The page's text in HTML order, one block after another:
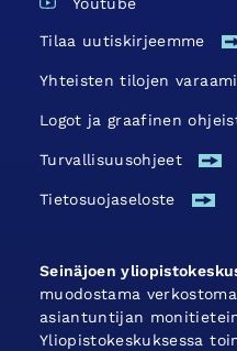
Tilaa uutiskirjeemme
Yhteisten tilojen
Logot ja graafinen
Turvallisuus­ohjeet
Tietosuojaseloste
Seinäjoen
muodostama
asiantuntijan
Yliopistokeskuksessa